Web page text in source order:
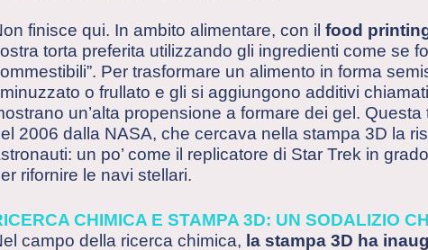
finisce qui. In ambito alimentare, con il food
torta preferita utilizzando gli ingredienti come se
Per trasformare un alimento in forma
o frullato e gli si aggiungono additivi
un’alta propensione a formare dei gel.
2006 dalla NASA, che cercava nella stampa 3D la
un po’ come il replicatore di Star Trek in
rifornire le navi stellari.
CHIMICA E STAMPA 3D: UN SODALIZIO
campo della ricerca chimica, la stampa 3D ha